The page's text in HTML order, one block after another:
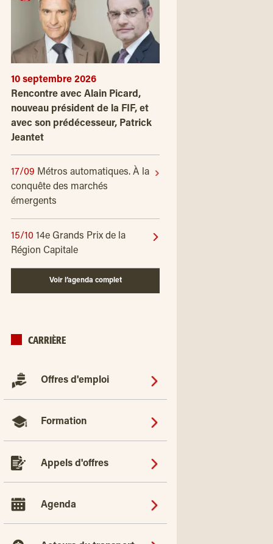
10 septembre 2026
Rencontre avec Alain Picard,
nouveau président de la FIF, et
avec son prédécesseur, Patrick
Jeantet
17/09 Métros automatiques. À la
conquête des marchés
émergents
15/10 14e Grands Prix de la
Région Capitale
Voir l’agenda complet
CARRIÈRE
Offres d'emploi
Formation
Appels d'offres
Agenda